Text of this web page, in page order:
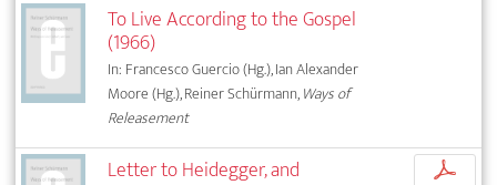
To Live According to the Gospel
(1966)
In: Francesco Guercio (Hg.), Ian Alexander
Moore (Hg.), Reiner Schürmann,Ways of
Releasement
Letter to Heidegger, and p